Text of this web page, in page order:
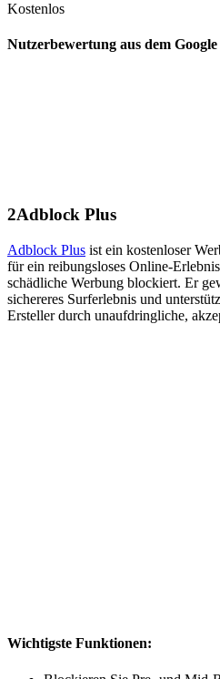
Kostenlos
Nutzerbewertung aus dem
2Adblock Plus
Adblock Plus ist ein kostenloser
für ein reibungsloses Online-
schädliche Werbung blockiert. Er
sichereres Surferlebnis und
Ersteller durch unaufdringliche,
Wichtigste Funktionen: